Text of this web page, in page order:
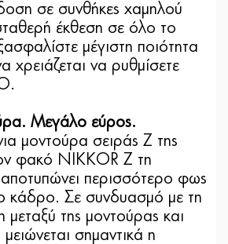
σε συνθήκες χαμηλού
έκθεση σε όλο το
μέγιστη ποιότητα
χρειάζεται να ρυθμίσετε
Μεγάλο εύρος.
μοντούρα σειράς Z της
φακό NIKKOR Z τη
περισσότερο φως
κάδρο. Σε συνδυασμό με τη
μεταξύ της μοντούρας και
σημαντικά η